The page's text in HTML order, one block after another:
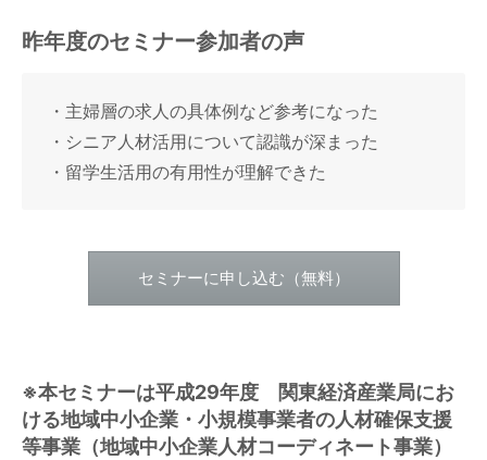
昨年度のセミナー参加者の声
・主婦層の求人の具体例など参考になった
・シニア人材活用について認識が深まった
・留学生活用の有用性が理解できた
セミナーに申し込む（無料）
※本セミナーは平成29年度 関東経済産業局にお
ける地域中小企業・小規模事業者の人材確保支援
等事業（地域中小企業人材コーディネート事業）